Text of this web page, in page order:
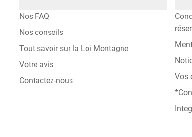
Nos FAQ
Nos conseils
Tout savoir sur la Loi Montagne
Votre avis
Contactez-nous
Vos